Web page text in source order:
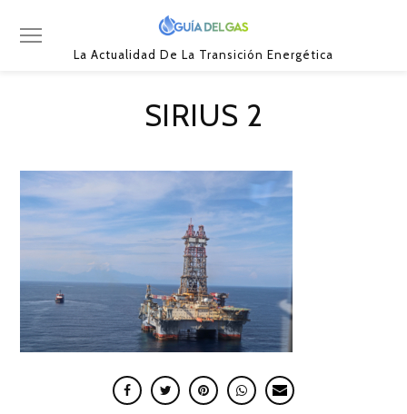
La Actualidad De La Transición Energética
SIRIUS 2